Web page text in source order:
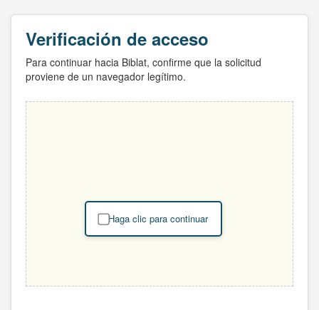
Verificación de acceso
Para continuar hacia Biblat, confirme que la solicitud
proviene de un navegador legítimo.
Haga clic para continuar